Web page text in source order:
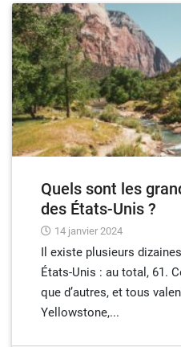
Quels sont les
des États-Unis ?
14 janvier 2024
Il existe plusieurs
États-Unis : au total, 61.
que d’autres, et tous
Yellowstone,...